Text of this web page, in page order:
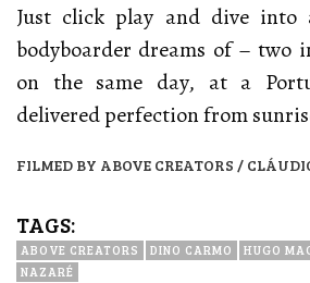
Just click play and dive into
bodyboarder dreams of – two
on the same day, at a
delivered perfection from
FILMED BY ‪ABOVE CREATORS‬ /
TAGS:
ABOVE CREATORS DINO CARMO HUGO
NAZARÉ